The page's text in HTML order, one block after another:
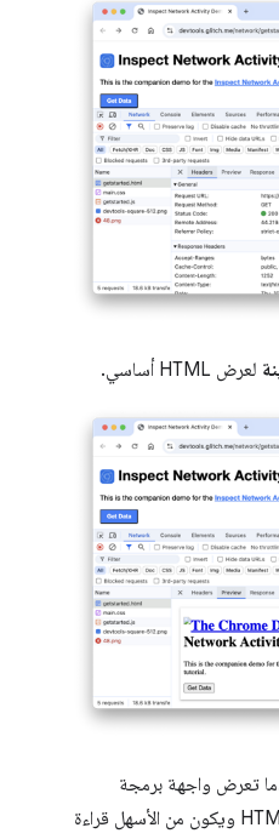
لعرض HTML أساسي.
تعرض واجهة برمجة
تطبيقات رمز خطأ بتنسيق HTML ويكون من الأسهل قراءة